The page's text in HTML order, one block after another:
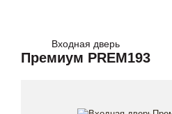
Входная дверь
Премиум PREM193